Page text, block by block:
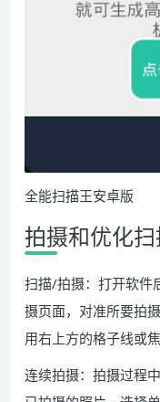
全能扫描王安卓版
拍摄和优化
扫描/拍摄：打开软件
摄页面，对准所要拍
用右上方的格子线或焦
连续拍摄：拍摄过程